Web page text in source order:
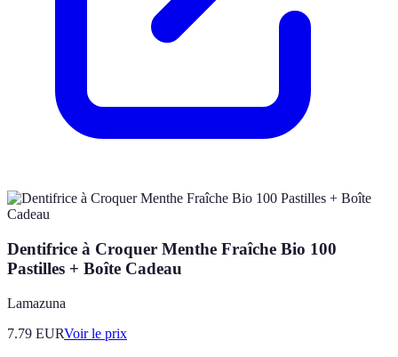
Dentifrice à Croquer Menthe Fraîche Bio 100
Pastilles + Boîte Cadeau
Lamazuna
7.79 EURVoir le prix